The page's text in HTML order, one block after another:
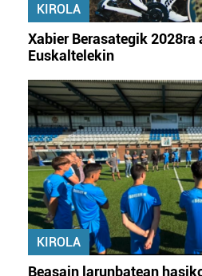
KIROLA
Xabier Berasategik 2028ra
Euskaltelekin
KIROLA
Beasain larunbatean